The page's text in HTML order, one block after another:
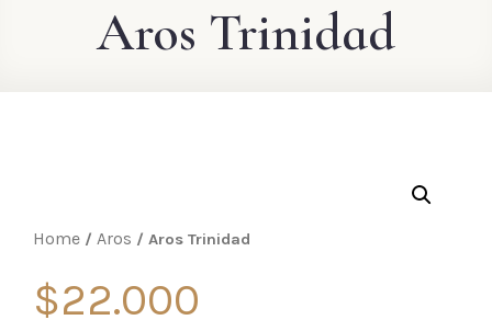
Aros Trinidad
Home / Aros / Aros Trinidad
$22.000